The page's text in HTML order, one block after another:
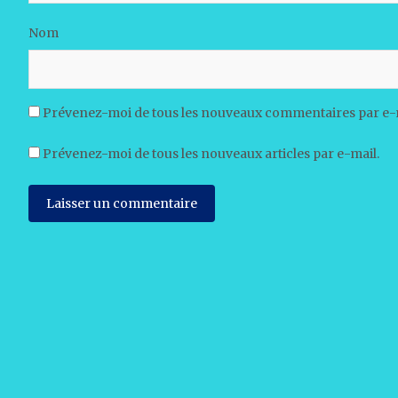
Nom
Prévenez-moi de tous les nouveaux commentaires par
Prévenez-moi de tous les nouveaux articles par e-mail.